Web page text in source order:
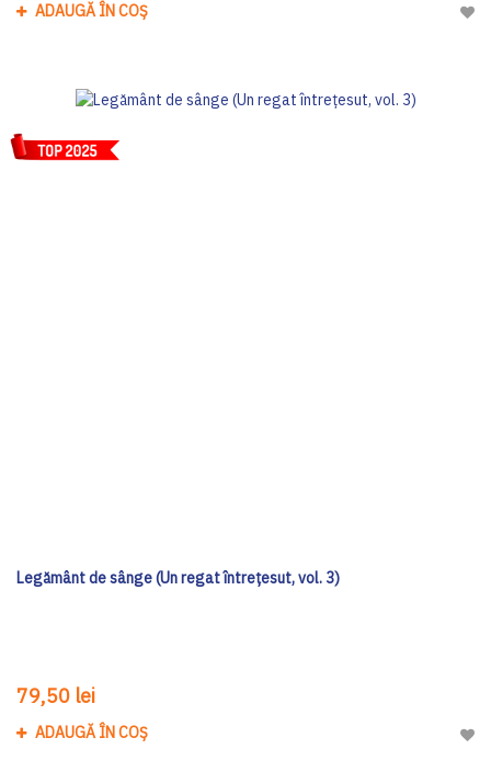
ADAUGĂ ÎN COȘ
Legământ de sânge (Un regat întrețesut, vol. 3)
79,50 lei
ADAUGĂ ÎN COȘ